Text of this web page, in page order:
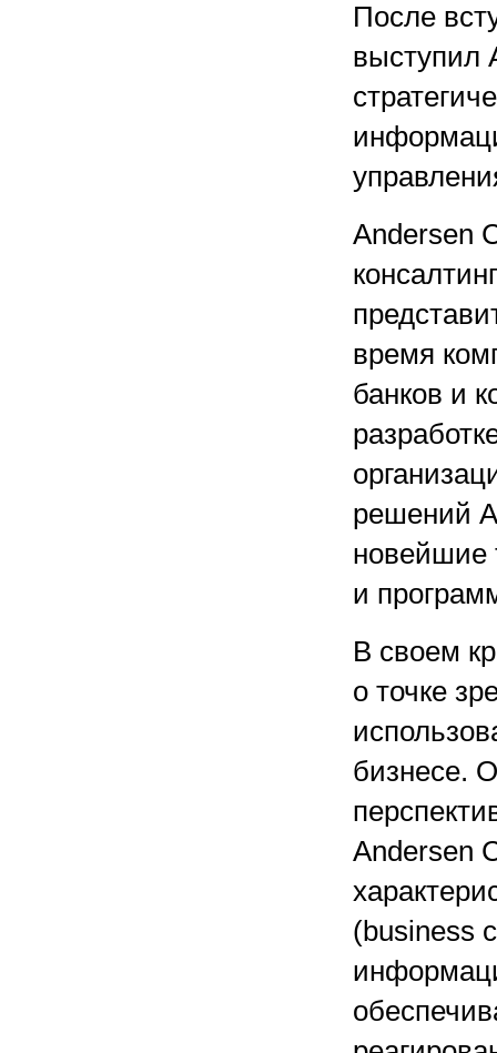
После
выступил
Andersen
время
банков и
решений
новейшие
и
В своем
о точке
бизнесе.
Andersen
(business